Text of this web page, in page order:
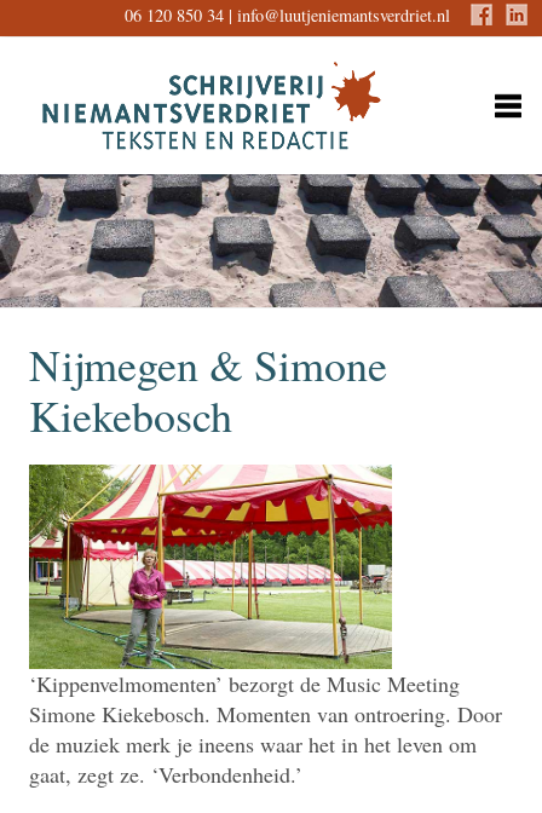
06 120 850 34 | info@luutjeniemantsverdriet.nl
Nijmegen & Simone
Kiekebosch
‘Kippenvelmomenten’ bezorgt de Music Meeting
Simone Kiekebosch. Momenten van ontroering. Door
de muziek merk je ineens waar het in het leven om
gaat, zegt ze. ‘Verbondenheid.’